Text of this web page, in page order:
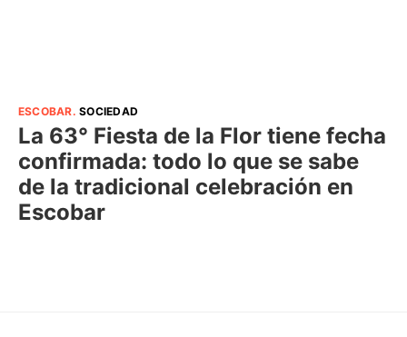
ESCOBAR.SOCIEDAD
La 63° Fiesta de la Flor tiene fecha
confirmada: todo lo que se sabe
de la tradicional celebración en
Escobar